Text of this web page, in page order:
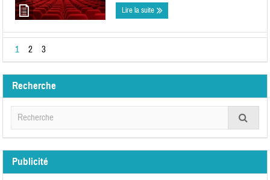
Lire la suite
1 2 3
Recherche
Publicité